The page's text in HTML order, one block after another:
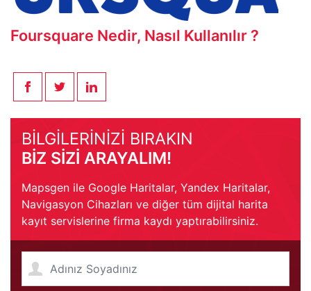
Foursquare Nedir, Nasıl Kullanılır ?
BİLGİLERİNİZİ BIRAKIN
BİZ SİZİ ARAYALIM!
Mapsgen ile Google Haritalar, Yandex Haritalar,
Navigasyon Cihazları ve diğer tüm dijital harita
kayıt servislerine firma kaydı yaptırabilirsiniz.